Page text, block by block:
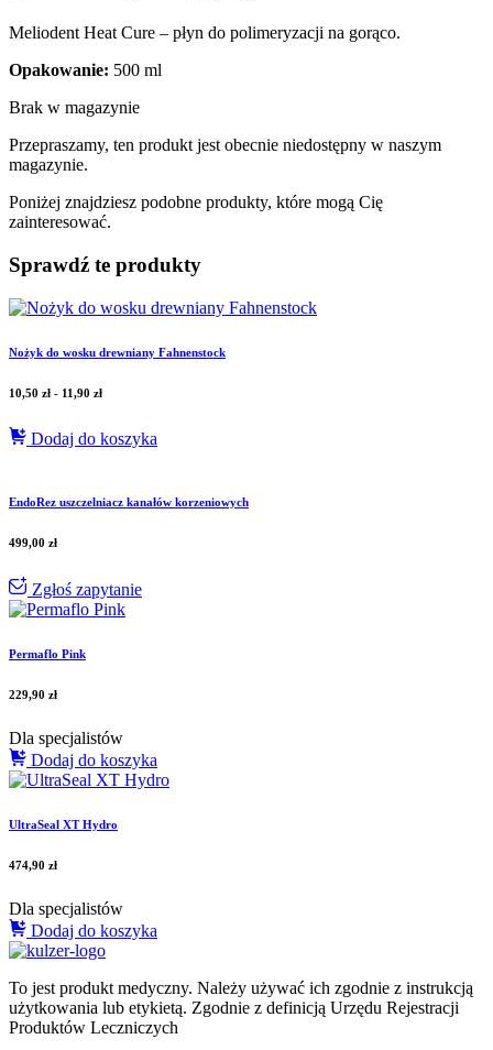
Meliodent Heat Cure – płyn do polimeryzacji na gorąco.
Opakowanie: 500 ml
Brak w magazynie
Przepraszamy, ten produkt jest obecnie niedostępny w naszym
magazynie.
Poniżej znajdziesz podobne produkty, które mogą Cię
zainteresować.
Sprawdź te produkty
Nożyk do wosku drewniany Fahnenstock
10,50 zł - 11,90 zł
Dodaj do koszyka
EndoRez uszczelniacz kanałów korzeniowych
499,00 zł
Zgłoś zapytanie
Permaflo Pink
229,90 zł
Dla specjalistów
Dodaj do koszyka
UltraSeal XT Hydro
474,90 zł
Dla specjalistów
Dodaj do koszyka
To jest produkt medyczny. Należy używać ich zgodnie z instrukcją
użytkowania lub etykietą. Zgodnie z definicją Urzędu Rejestracji
Produktów Leczniczych